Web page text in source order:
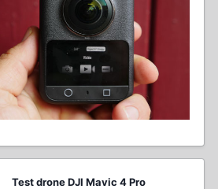
Test drone DJI Mavic 4 Pro